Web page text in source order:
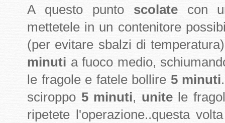
A questo punto scolatecon
mettetele in un contenitore
(per evitare sbalzi di
minuti a fuoco medio,
le fragole e fatele bollire 5 minuti
sciroppo 5 minuti, unitele
ripetete l'operazione..questa